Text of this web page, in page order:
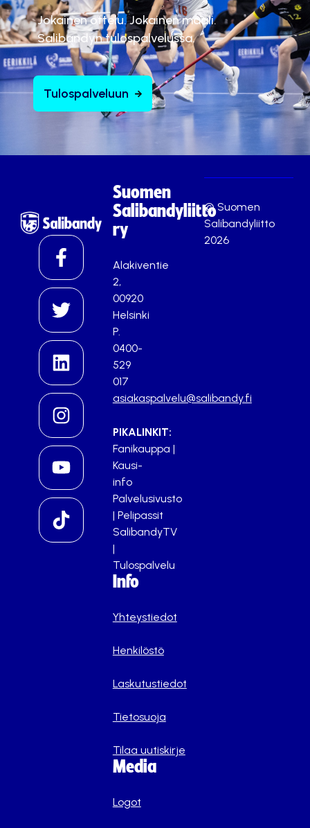
Jokainen ottelu. Jokainen maali.
Salibandyn tulospalvelussa.
Tulospalveluun
Suomen
Salibandyliitto
ry
Alakiventie
2,
00920
Helsinki
P.
0400-
529
017
asiakaspalvelu@salibandy.fi
PIKALINKIT:
Fanikauppa |
Kausi-
info
Palvelusivusto
| Pelipassit
SalibandyTV
|
Tulospalvelu
Info
Yhteystiedot
Henkilöstö
Laskutustiedot
Tietosuoja
Tilaa uutiskirje
Media
Logot
© Suomen
Salibandyliitto
2026